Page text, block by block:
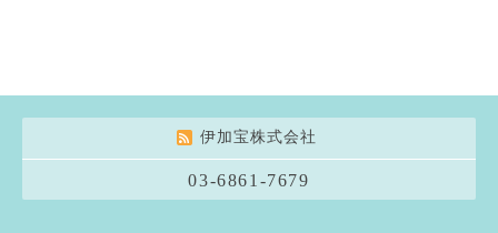
伊加宝株式会社
03-6861-7679